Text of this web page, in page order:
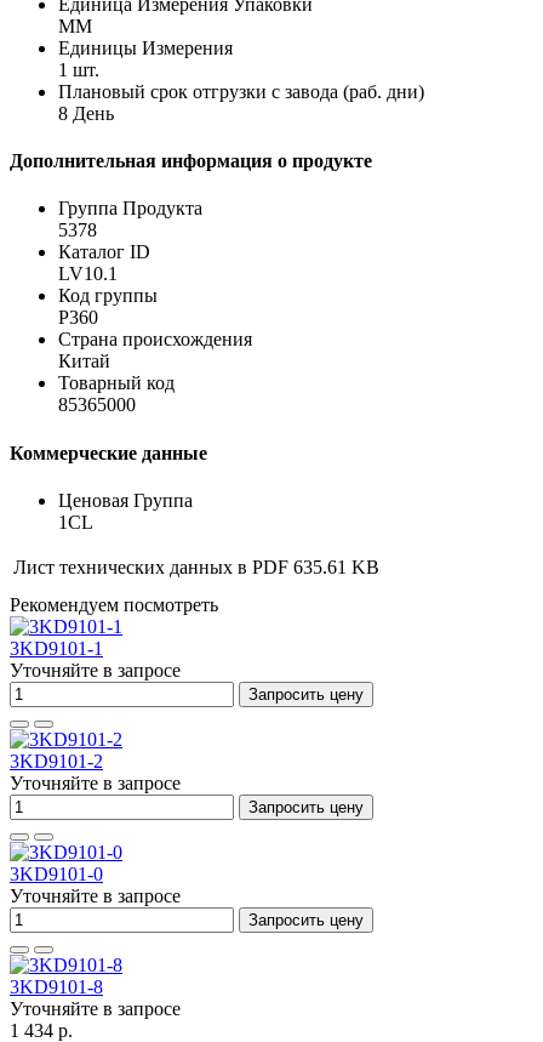
Единица Измерения Упаковки
MM
Единицы Измерения
1 шт.
Плановый срок отгрузки с завода (раб. дни)
8 День
Дополнительная информация о продукте
Группа Продукта
5378
Каталог ID
LV10.1
Код группы
P360
Страна происхождения
Китай
Товарный код
85365000
Коммерческие данные
Ценовая Группа
1CL
Лист технических данных в PDF 635.61 KB
Рекомендуем посмотреть
3KD9101-1
Уточняйте в запросе
Запросить цену
3KD9101-2
Уточняйте в запросе
Запросить цену
3KD9101-0
Уточняйте в запросе
Запросить цену
3KD9101-8
Уточняйте в запросе
1 434 р.